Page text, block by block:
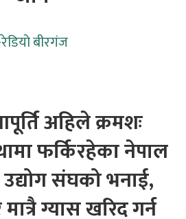
रेडियो बीरगंज
अहिले क्रमशः
फर्किरहेका नेपाल
संघको भनाई,
ग्यास खरिद गर्न